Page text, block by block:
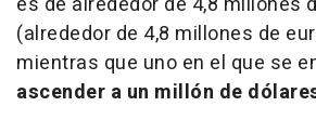
(alrededor de 4,8 millones de
mientras que uno en el que se
ascender a un millón de